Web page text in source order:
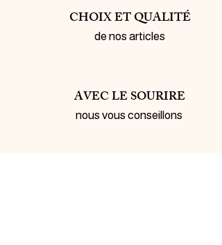
CHOIX ET QUALITÉ
de nos articles
AVEC LE SOURIRE
nous vous conseillons